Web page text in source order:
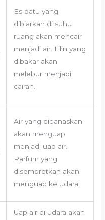
Es batu yang
dibiarkan di suhu
ruang akan mencair
menjadi air. Lilin yang
dibakar akan
melebur menjadi
cairan.
Air yang dipanaskan
akan menguap
menjadi uap air.
Parfum yang
disemprotkan akan
menguap ke udara.
Uap air di udara akan